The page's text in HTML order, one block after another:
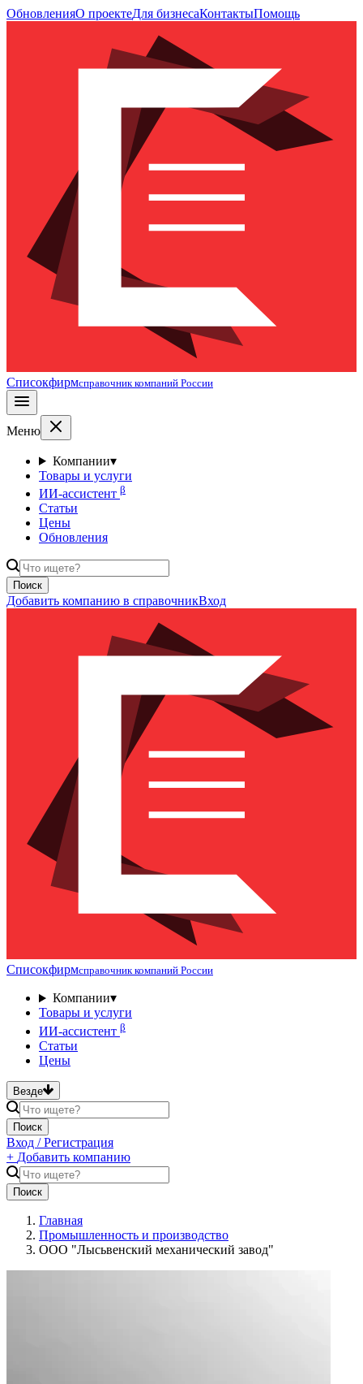
ОбновленияО проектеДля бизнесаКонтактыПомощь
Списокфирмсправочник компаний России
Меню
Компании▾
Товары и услуги
ИИ-ассистент β
Статьи
Цены
Обновления
Поиск
Добавить компанию в справочникВход
Списокфирмсправочник компаний России
Компании▾
Товары и услуги
ИИ-ассистент β
Статьи
Цены
Везде
Поиск
Вход / Регистрация
+ Добавить компанию
Поиск
Главная
Промышленность и производство
ООО "Лысьвенский механический завод"